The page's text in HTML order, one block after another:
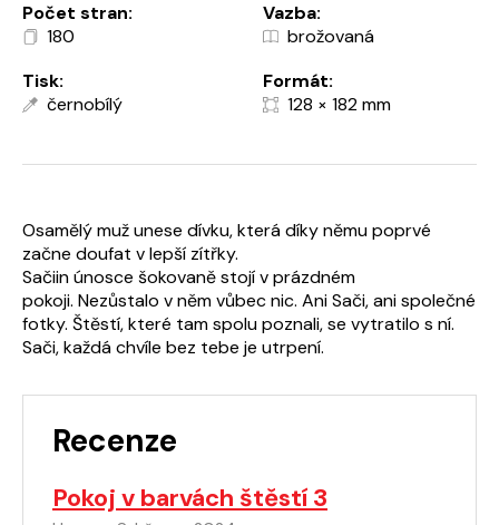
Počet stran:
180
Vazba:
brožovaná
Tisk:
černobílý
Formát:
128 × 182 mm
Osamělý muž unese dívku, která díky němu poprvé
začne doufat v lepší zítřky.
Sačiin únosce šokovaně stojí v prázdném
pokoji. Nezůstalo v něm vůbec nic. Ani Sači, ani společné
fotky. Štěstí, které tam spolu poznali, se vytratilo s ní.
Sači, každá chvíle bez tebe je utrpení.
Recenze
Pokoj v barvách štěstí 3